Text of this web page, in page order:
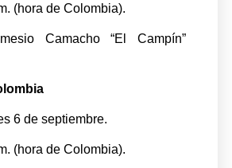
(hora de Colombia).
Camacho “El Campín”
6 de septiembre.
(hora de Colombia).